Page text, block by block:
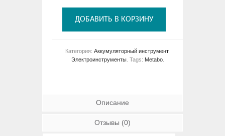
ДОБАВИТЬ В КОРЗИНУ
Категория: Аккумуляторный инструмент,
Электроинструменты. Tags: Metabo.
Описание
Отзывы (0)